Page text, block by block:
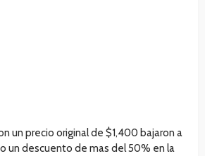
un precio original de $1,400 bajaron a
un descuento de mas del 50% en la